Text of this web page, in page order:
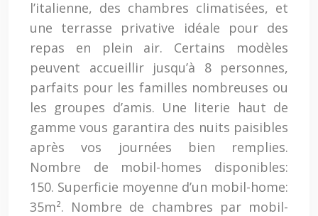
l’italienne, des chambres climatisées, et
une terrasse privative idéale pour des
repas en plein air. Certains modèles
peuvent accueillir jusqu’à 8 personnes,
parfaits pour les familles nombreuses ou
les groupes d’amis. Une literie haut de
gamme vous garantira des nuits paisibles
après vos journées bien remplies.
Nombre de mobil-homes disponibles:
150. Superficie moyenne d’un mobil-home:
35m². Nombre de chambres par mobil-